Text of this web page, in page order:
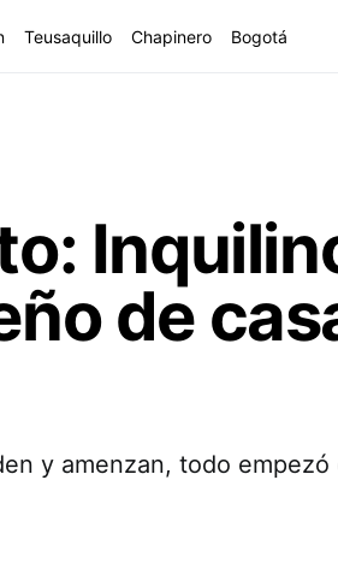
Teusaquillo Chapinero Bogotá
de
y amenzan, todo